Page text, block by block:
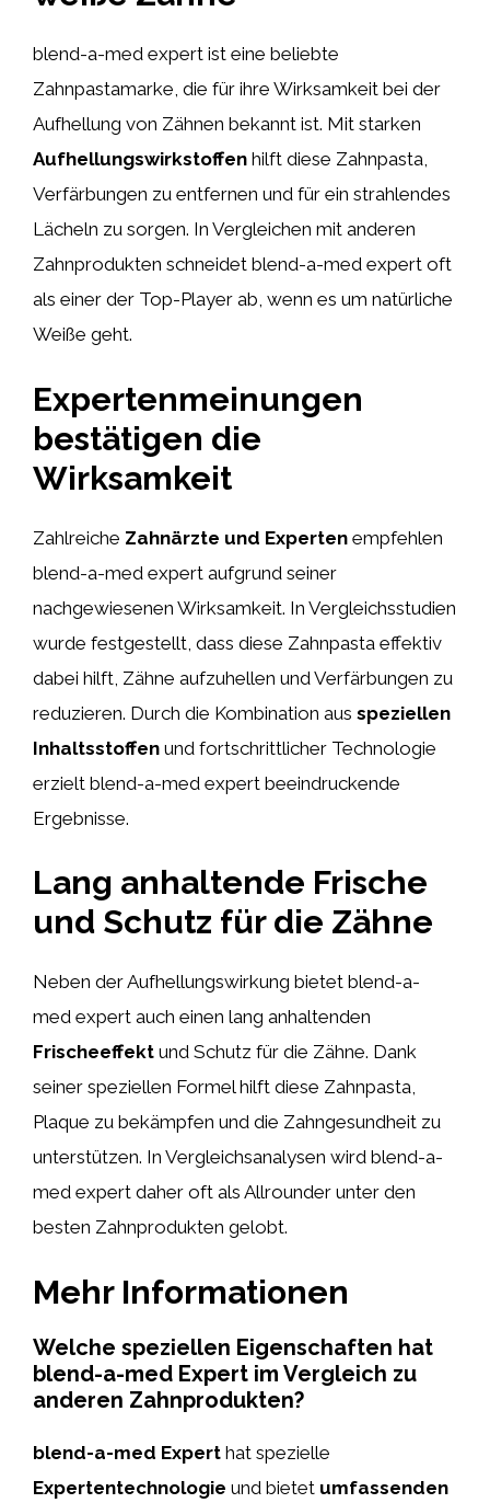
blend-a-med expert ist eine beliebte
Zahnpastamarke, die für ihre Wirksamkeit bei der
Aufhellung von Zähnen bekannt ist. Mit starken
Aufhellungswirkstoffen hilft diese Zahnpasta,
Verfärbungen zu entfernen und für ein strahlendes
Lächeln zu sorgen. In Vergleichen mit anderen
Zahnprodukten schneidet blend-a-med expert oft
als einer der Top-Player ab, wenn es um natürliche
Weiße geht.
Expertenmeinungen
bestätigen die
Wirksamkeit
Zahlreiche Zahnärzte und Experten empfehlen
blend-a-med expert aufgrund seiner
nachgewiesenen Wirksamkeit. In Vergleichsstudien
wurde festgestellt, dass diese Zahnpasta effektiv
dabei hilft, Zähne aufzuhellen und Verfärbungen zu
reduzieren. Durch die Kombination aus speziellen
Inhaltsstoffen und fortschrittlicher Technologie
erzielt blend-a-med expert beeindruckende
Ergebnisse.
Lang anhaltende Frische
und Schutz für die Zähne
Neben der Aufhellungswirkung bietet blend-a-
med expert auch einen lang anhaltenden
Frischeeffekt und Schutz für die Zähne. Dank
seiner speziellen Formel hilft diese Zahnpasta,
Plaque zu bekämpfen und die Zahngesundheit zu
unterstützen. In Vergleichsanalysen wird blend-a-
med expert daher oft als Allrounder unter den
besten Zahnprodukten gelobt.
Mehr Informationen
Welche speziellen Eigenschaften hat
blend-a-med Expert im Vergleich zu
anderen Zahnprodukten?
blend-a-med Expert hat spezielle
Expertentechnologie und bietet umfassenden